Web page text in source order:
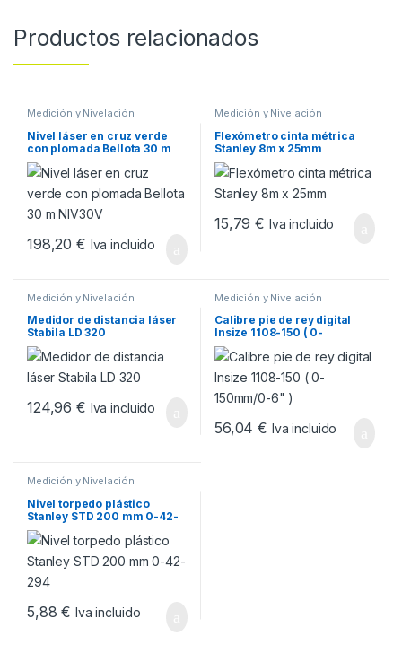
Productos relacionados
Medición y Nivelación
Nivel láser en cruz verde
con plomada Bellota 30 m
NIV30V
198,20€ Iva incluido
Medición y Nivelación
Flexómetro cinta métrica
Stanley 8m x 25mm
15,79€ Iva incluido
Medición y Nivelación
Medidor de distancia láser
Stabila LD 320
124,96€ Iva incluido
Medición y Nivelación
Calibre pie de rey digital
Insize 1108-150 ( 0-
150mm/0-6″ )
56,04€ Iva incluido
Medición y Nivelación
Nivel torpedo plástico
Stanley STD 200 mm 0-42-
294
5,88€ Iva incluido